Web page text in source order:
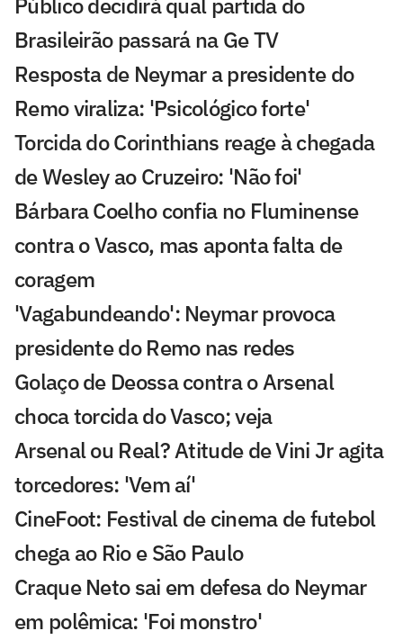
Público decidirá qual partida do
Brasileirão passará na Ge TV
Resposta de Neymar a presidente do
Remo viraliza: 'Psicológico forte'
Torcida do Corinthians reage à chegada
de Wesley ao Cruzeiro: 'Não foi'
Bárbara Coelho confia no Fluminense
contra o Vasco, mas aponta falta de
coragem
'Vagabundeando': Neymar provoca
presidente do Remo nas redes
Golaço de Deossa contra o Arsenal
choca torcida do Vasco; veja
Arsenal ou Real? Atitude de Vini Jr agita
torcedores: 'Vem aí'
CineFoot: Festival de cinema de futebol
chega ao Rio e São Paulo
Craque Neto sai em defesa do Neymar
em polêmica: 'Foi monstro'